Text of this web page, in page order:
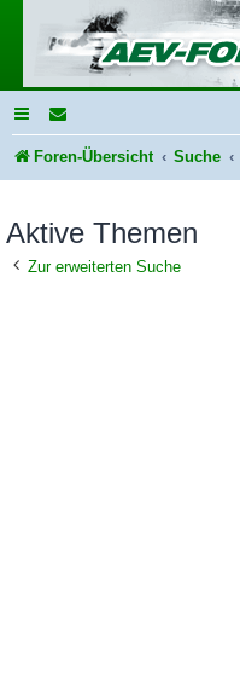
Foren-Übersicht Suche
Aktive Themen
Zur erweiterten Suche